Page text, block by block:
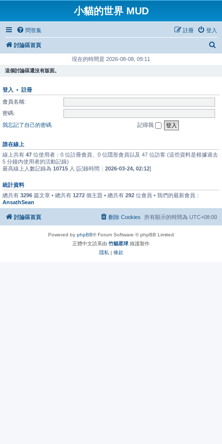
小貓的世界 MUD
問答集 登入
註冊
討論區首頁
現在的時間是 2026-08-08, 09:11
這個討論區還沒有版面。
登入 • 註冊
會員名稱:
密碼:
我忘記了自己的密碼
記得我
誰在線上
線上共有 47 位使用者：0 位註冊會員、0 位隱形會員以及 47 位訪客 (這些資料是根據過去
5 分鐘內使用者的活動記錄)
最高線上人數記錄為 10715 人 [記錄時間： 2026-03-24, 02:12]
統計資料
總共有 3296 篇文章 • 總共有 1272 個主題 • 總共有 292 位會員 • 我們的最新會員：
AnsathSean
討論區首頁 所有顯示的時間為 UTC+08:00
刪除 Cookies
Powered by phpBB® Forum Software © phpBB Limited
正體中文語系由 竹貓星球 維護製作
隱私| 條款